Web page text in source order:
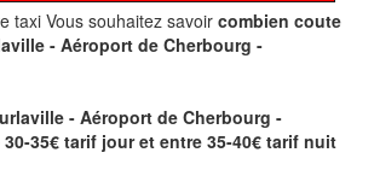
taxi Vous souhaitez savoir combien coute
- Aéroport de Cherbourg -
- Aéroport de Cherbourg -
35€ tarif jour et entre 35-40€ tarif nuit